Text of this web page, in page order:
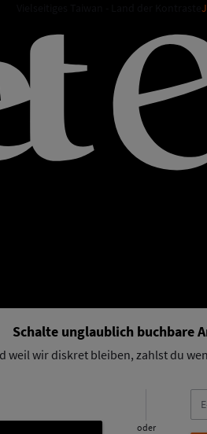
Schalte unglaublich buchbare
weil wir diskret bleiben, zahlst du
Mail
oder